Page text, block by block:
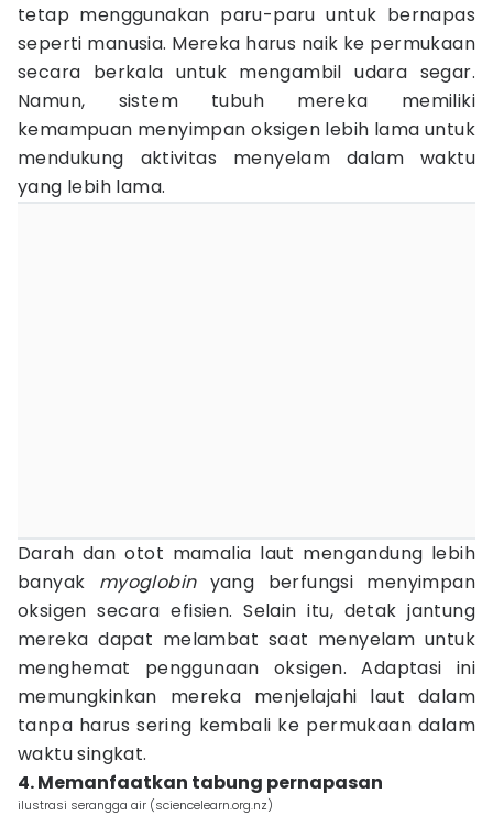
tetap menggunakan paru-paru untuk bernapas
seperti manusia. Mereka harus naik ke permukaan
secara berkala untuk mengambil udara segar.
Namun, sistem tubuh mereka memiliki
kemampuan menyimpan oksigen lebih lama untuk
mendukung aktivitas menyelam dalam waktu
yang lebih lama.
Darah dan otot mamalia laut mengandung lebih
banyak myoglobinyang berfungsi menyimpan
oksigen secara efisien. Selain itu, detak jantung
mereka dapat melambat saat menyelam untuk
menghemat penggunaan oksigen. Adaptasi ini
memungkinkan mereka menjelajahi laut dalam
tanpa harus sering kembali ke permukaan dalam
waktu singkat.
4. Memanfaatkan tabung pernapasan
ilustrasi serangga air (sciencelearn.org.nz)